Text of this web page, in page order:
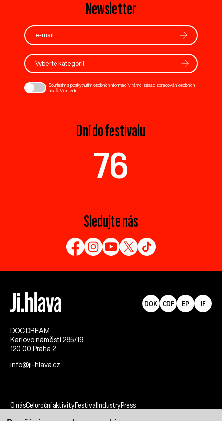
Newsletter
Vyberte kategorii
Souhlasím s poskytnutím osobních informací v rámci zásad zpracování osobních
údajů. Více zde
Dní do festivalu
76
Sledujte nás
DOC.DREAM​
Karlovo náměstí 285/19
120 00 Praha 2
info@ji-hlava.cz
DOK CDF EP IF
O násCeloroční aktivityFestival IndustryPress